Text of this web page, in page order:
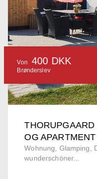
OG APARTMENT
Wohnung, Glamping,
wunderschöner...
Von 400 DKK
Brønderslev